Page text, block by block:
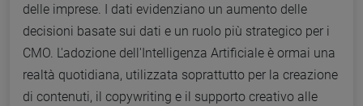
delle imprese. I dati evidenziano un aumento delle
decisioni basate sui dati e un ruolo più strategico per i
CMO. L'adozione dell'Intelligenza Artificiale è ormai una
realtà quotidiana, utilizzata soprattutto per la creazione
di contenuti, il copywriting e il supporto creativo alle